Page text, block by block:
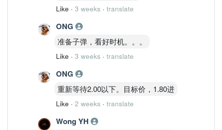
Like · 3 weeks · translate
ONG
准备子弹，看好时机。。。
Like · 3 weeks · translate
ONG
重新等待2.00以下。目标价，1.80进
Like · 2 weeks · translate
Wong YH